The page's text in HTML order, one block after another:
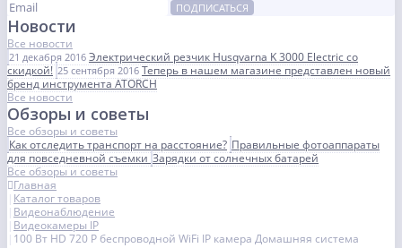
ПОДПИСАТЬСЯ
Новости
Все новости
21 декабря 2016 Электрический резчик Husqvarna K 3000 Electric со
скидкой! 25 сентября 2016 Теперь в нашем магазине представлен новый
бренд инструмента ATORCH
Все новости
Обзоры и советы
Все обзоры и советы
Как отследить транспорт на расстояние? Правильные фотоаппараты
для повседневной съемкиЗарядки от солнечных батарей
Все обзоры и советы
Главная
Каталог товаров
Видеонаблюдение
Видеокамеры IP
100 Вт HD 720 P беспроводной WiFi IP камера Домашняя система